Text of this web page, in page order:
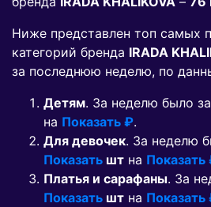
Ниже представлен топ самых
категорий бренда IRADA
за последнюю неделю, по
Детям. За неделю было
на Показать ₽.
Для девочек. За неделю
Показать шт на Показать
Платья и сарафаны. За
Показать шт на Показать